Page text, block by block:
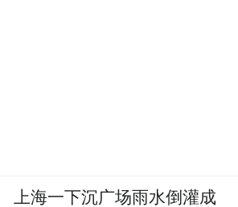
上海一下沉广场雨水倒灌成